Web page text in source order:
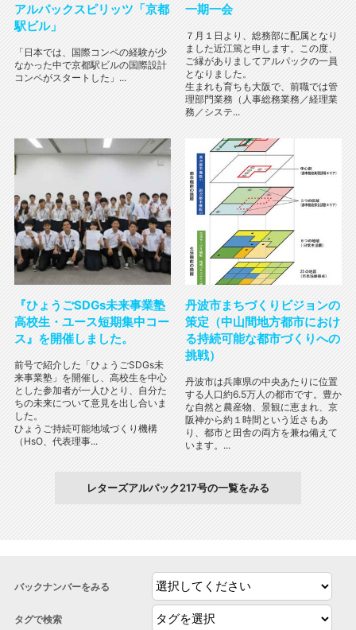
アルパックスピリッツ「京都
駅ビル」
「日本では、国際コンペの経験が少
なかった中で京都駅ビルの国際設計
コンペがスタートした」...
一期一会
７月１日より、総務部に配属となり
ました近江篤と申します。この度、
ご縁がありましてアルパックの一員
となりました。
生まれも育ちも大阪で、前職では管
理部門業務（人事総務業務／経理業
務／システ...
『ひょうごSDGs未来事業塾
高校生・ユース短期集中コー
ス』を開催しました。
前号で紹介した「ひょうごSDGs未
来事業塾」を開催し、高校生を中心
とした参加者が一人ひとり、自分た
ちの未来について意見を出し合いま
した。
ひょうご持続可能地域づくり機構
（HsO、代表理事...
丹波市まちづくりビジョンの
策定（中山間地方都市におけ
る持続可能な都市づくりへの
挑戦）
丹波市は兵庫県の中央あたりに位置
する人口約6.5万人の都市です。豊か
な自然と農産物、景観に恵まれ、京
阪神から約１時間という近さもあ
り、都市と田舎の両方を兼ね備えて
います。...
レターズアルパック217号の一覧をみる
バックナンバーをみる
タグで検索